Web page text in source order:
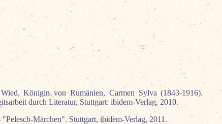
Königin von Rumänien, Carmen Sylva (1843-1916).
durch Literatur, Stuttgart: ibidem-Verlag, 2010.
Märchen". Stuttgart, ibidem-Verlag, 2011.